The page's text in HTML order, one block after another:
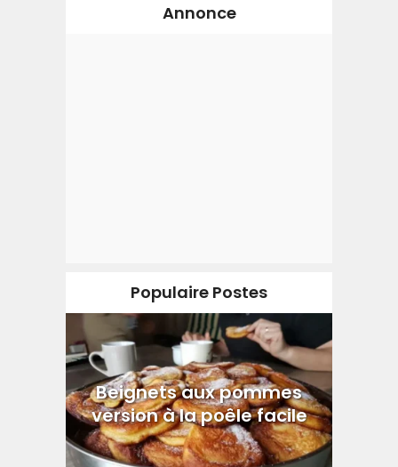
Annonce
Populaire Postes
Beignets aux pommes
version à la poêle facile